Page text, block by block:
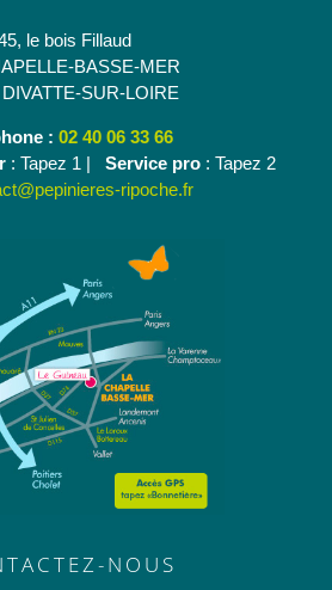
le bois Fillaud
BASSE-MER
SUR-LOIRE
: 02 40 06 33 66
: Tapez 1 | Service pro: Tapez 2
ripoche.fr
NOUS